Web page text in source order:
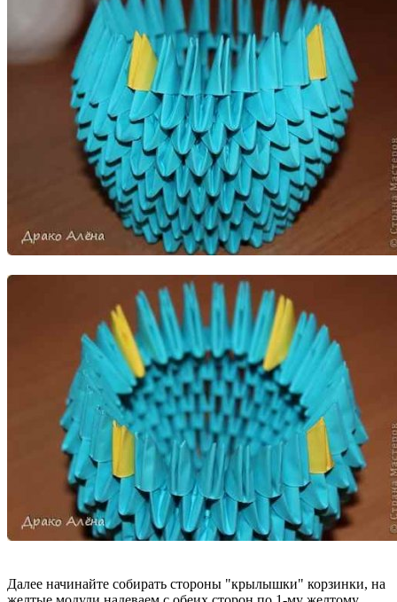
Далее начинайте собирать стороны "крылышки" корзинки, на